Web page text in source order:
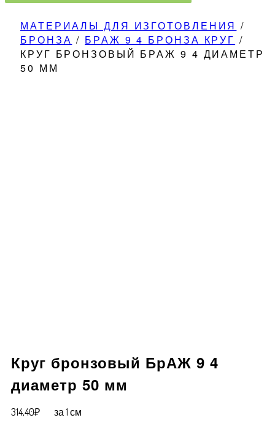
МАТЕРИАЛЫ ДЛЯ ИЗГОТОВЛЕНИЯ /
БРОНЗА / БРАЖ 9 4 БРОНЗА КРУГ /
КРУГ БРОНЗОВЫЙ БРАЖ 9 4 ДИАМЕТР
50 ММ
Круг бронзовый БрАЖ 9 4
диаметр 50 мм
314,40₽
за 1 см